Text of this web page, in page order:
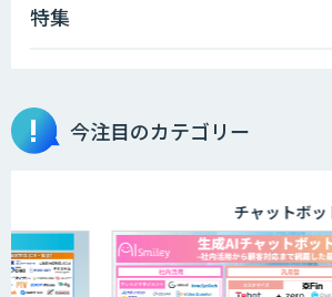
特集
今注目のカテゴリー
チャットボット